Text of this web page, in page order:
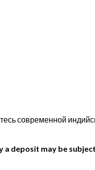
современной
deposit may be